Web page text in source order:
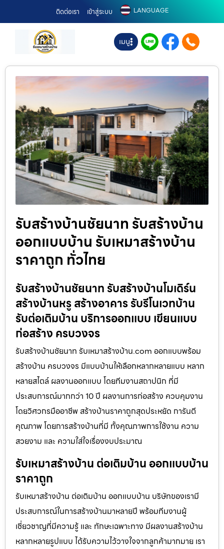
ติดต่อเรา เข้าสู่ระบบ LANGUAGE
เมนู
รับสร้างบ้านชัยนาท รับสร้างบ้าน
ออกแบบบ้าน รับเหมาสร้างบ้าน
ราคาถูก ทั่วไทย
รับสร้างบ้านชัยนาท รับสร้างบ้านโมเดิร์น
สร้างบ้านหรู สร้างอาคาร รับรีโนเวทบ้าน
รับต่อเติมบ้าน บริการออกแบบ เขียนแบบ
ก่อสร้าง ครบวงจร
รับสร้างบ้านชัยนาท รับเหมาสร้างบ้าน.com ออกแบบพร้อม
สร้างบ้าน ครบวงจร มีแบบบ้านให้เลือกหลากหลายแบบ หลาก
หลายสไตล์ ผลงานออกแบบ โดยทีมงานสถาปนิก ที่มี
ประสบการณ์มากกว่า 10 ปี ผลงานการก่อสร้าง ควบคุมงาน
โดยวิศวกรมืออาชีพ สร้างบ้านราคาถูกสุดประหยัด การันตี
คุณภาพ โดยการสร้างบ้านที่มี ทั้งคุณภาพการใช้งาน ความ
สวยงาม และ ความใส่ใจเรื่องงบประมาณ
รับเหมาสร้างบ้าน ต่อเติมบ้าน ออกแบบบ้าน
ราคาถูก
รับเหมาสร้างบ้าน ต่อเติมบ้าน ออกแบบบ้าน บริษัทของเรามี
ประสบการณ์ในการสร้างบ้านมาหลายปี พร้อมทีมงานผู้
เชี่ยวชาญที่มีความรู้ และ ทักษะเฉพาะทาง มีผลงานสร้างบ้าน
หลากหลายรูปแบบ ได้รับความไว้วางใจจากลูกค้ามากมาย เรา